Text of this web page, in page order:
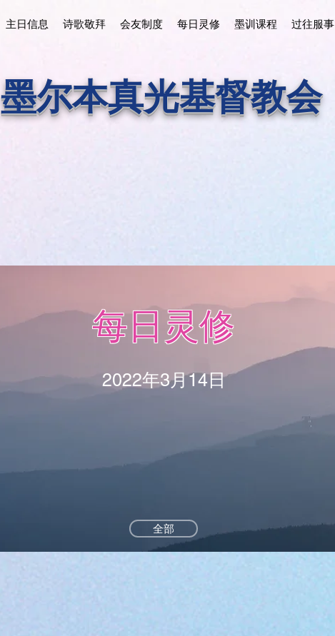
主日信息 诗歌敬拜 会友制度 每日灵修 墨训课程 过往服事
墨尔本真光基督教会
每日灵修
2022年3月14日
全部